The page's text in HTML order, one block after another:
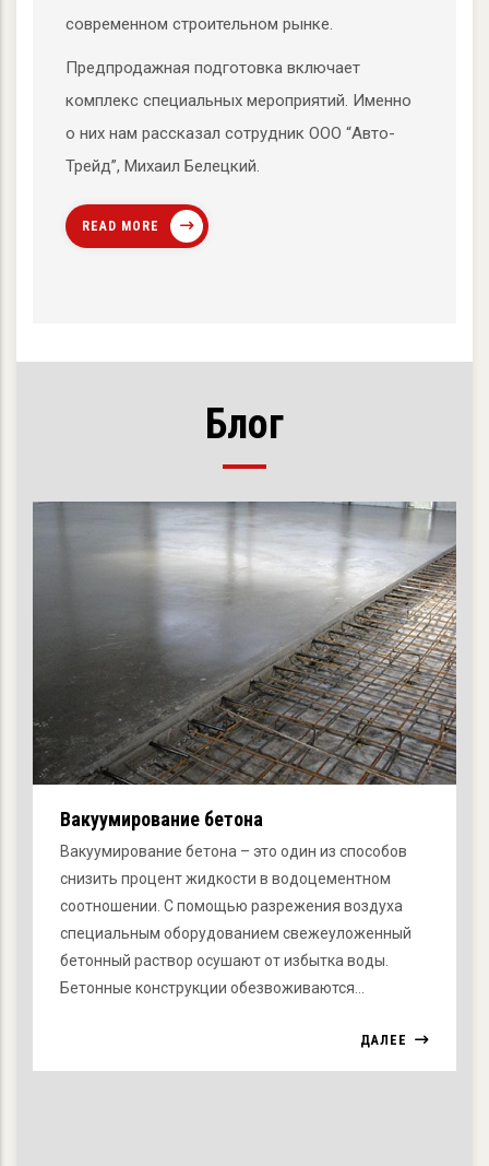
современном строительном рынке.
Предпродажная подготовка включает
комплекс специальных мероприятий. Именно
о них нам рассказал сотрудник ООО “Авто-
Трейд”, Михаил Белецкий.
READ MORE
Блог
Вакуумирование бетона
Вакуумирование бетона – это один из способов
снизить процент жидкости в водоцементном
соотношении. С помощью разрежения воздуха
специальным оборудованием свежеуложенный
бетонный раствор осушают от избытка воды.
Бетонные конструкции обезвоживаются…
ДАЛЕЕ